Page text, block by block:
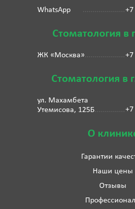
WhatsApp
+7
Стоматология в
ЖК «Москва» +7
Стоматология в
ул. Махамбета
Утемисова, 125Б
О
Гарантии
Наши цены
Отзывы